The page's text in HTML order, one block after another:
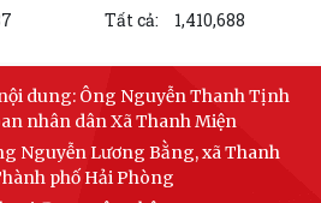
khai danh mục thủ tục hành chính bị
kiểm tra hồ sơ đăng ký đất đai, cấp Giấy
công khai danh mục thủ tục hành chính
Tất cả: 1,410,688
dung:Ông Nguyễn Thanh Tịnh
nhân dân Xã Thanh Miện
Nguyễn Lương Bằng, xã Thanh
phố Hải Phòng